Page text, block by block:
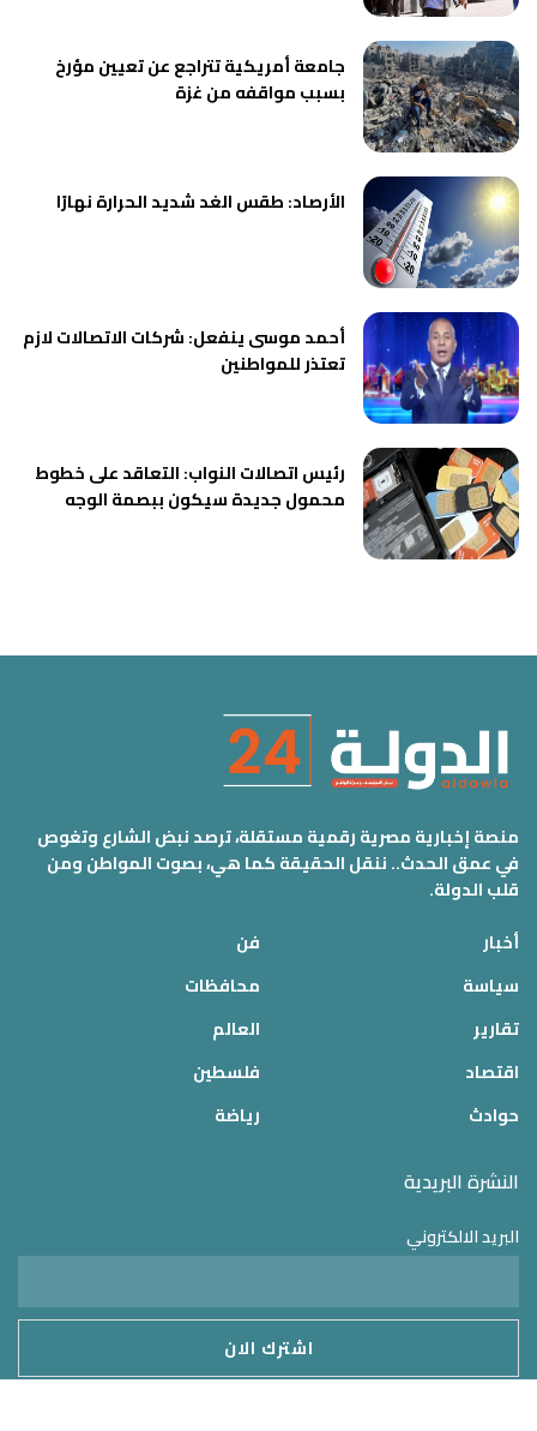
جامعة أمريكية تتراجع عن تعيين مؤرخ
بسبب مواقفه من غزة
الأرصاد: طقس الغد شديد الحرارة نهارًا
أحمد موسى ينفعل: شركات الاتصالات لازم
تعتذر للمواطنين
رئيس اتصالات النواب: التعاقد على خطوط
محمول جديدة سيكون ببصمة الوجه
منصة إخبارية مصرية رقمية مستقلة، ترصد نبض الشارع وتغوص
في عمق الحدث.. ننقل الحقيقة كما هي، بصوت المواطن ومن
قلب الدولة.
أخبار
سياسة
تقارير
اقتصاد
حوادث
فن
محافظات
العالم
فلسطين
رياضة
النشرة البريدية
البريد الالكتروني